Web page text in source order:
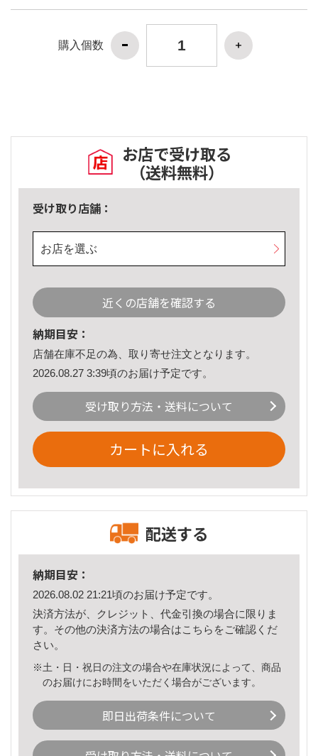
購入個数
お店で受け取る
（送料無料）
受け取り店舗：
お店を選ぶ
近くの店舗を確認する
納期目安：
店舗在庫不足の為、取り寄せ注文となります。
2026.08.27 3:39頃のお届け予定です。
受け取り方法・送料について
カートに入れる
配送する
納期目安：
2026.08.02 21:21頃のお届け予定です。
決済方法が、クレジット、代金引換の場合に限りま
す。その他の決済方法の場合はこちら をご確認くだ
さい。
※土・日・祝日の注文の場合や在庫状況によって、商品
のお届けにお時間をいただく場合がございます。
即日出荷条件について